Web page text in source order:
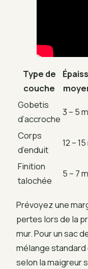
Type de
couche
Gobetis
d’accroche
3 – 5
Corps
d’enduit
12 –
Finition
talochée
5 – 7
Prévoyez une
pertes lors de la
mur. Pour un sac
mélange standard
selon la maigreur